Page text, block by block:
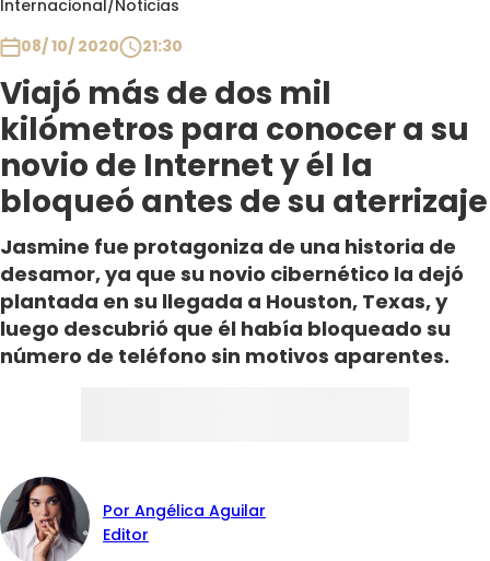
Internacional/Noticias
08/ 10/ 2020
21:30
Viajó más de dos mil
kilómetros para conocer a su
novio de Internet y él la
bloqueó antes de su aterrizaje
Jasmine fue protagoniza de una historia de
desamor, ya que su novio cibernético la dejó
plantada en su llegada a Houston, Texas, y
luego descubrió que él había bloqueado su
número de teléfono sin motivos aparentes.
Por Angélica Aguilar
Editor
Club De La Comedia
Contigo en Directo
Plan Perfecto
El Tiempo
Sabingo
Todos Los Programas